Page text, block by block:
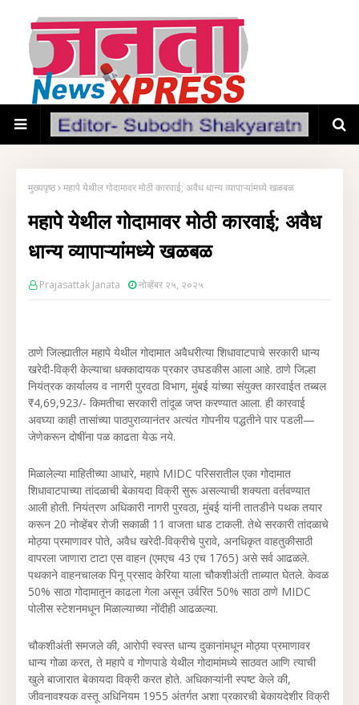
मुख्यपृष्ठ महापे येथील गोदामावर मोठी कारवाई; अवैध धान्य व्यापाऱ्यांमध्ये खळबळ
महापे येथील गोदामावर मोठी कारवाई; अवैध
धान्य व्यापाऱ्यांमध्ये खळबळ
Prajasattak Janata नोव्हेंबर २५, २०२५
ठाणे जिल्ह्यातील महापे येथील गोदामात अवैधरीत्या शिधावाटपाचे सरकारी धान्य
खरेदी-विक्री केल्याचा धक्कादायक प्रकार उघडकीस आला आहे. ठाणे जिल्हा
नियंत्रक कार्यालय व नागरी पुरवठा विभाग, मुंबई यांच्या संयुक्त कारवाईत तब्बल
₹4,69,923/- किमतीचा सरकारी तांदूळ जप्त करण्यात आला. ही कारवाई
अवघ्या काही तासांच्या पाठपुराव्यानंतर अत्यंत गोपनीय पद्धतीने पार पडली—
जेणेकरून दोषींना पळ काढता येऊ नये.
मिळालेल्या माहितीच्या आधारे, महापे MIDC परिसरातील एका गोदामात
शिधावाटपाच्या तांदळाची बेकायदा विक्री सुरू असल्याची शक्यता वर्तवण्यात
आली होती. नियंत्रण अधिकारी नागरी पुरवठा, मुंबई यांनी तातडीने पथक तयार
करून 20 नोव्हेंबर रोजी सकाळी 11 वाजता धाड टाकली. तेथे सरकारी तांदळाचे
मोठ्या प्रमाणावर पोते, अवैध खरेदी-विक्रीचे पुरावे, अनधिकृत वाहतुकीसाठी
वापरला जाणारा टाटा एस वाहन (एमएच 43 एच 1765) असे सर्व आढळले.
पथकाने वाहनचालक पिनू प्रसाद केरिया याला चौकशीअंती ताब्यात घेतले. केवळ
50% साठा गोदामातून काढला गेला असून उर्वरित 50% साठा ठाणे MIDC
पोलीस स्टेशनमधून मिळाल्याच्या नोंदीही आढळल्या.
चौकशीअंती समजले की, आरोपी स्वस्त धान्य दुकानांमधून मोठ्या प्रमाणावर
धान्य गोळा करत, ते महापे व गोणपाडे येथील गोदामांमध्ये साठवत आणि त्याची
खुले बाजारात बेकायदा विक्री करत होते. अधिकाऱ्यांनी स्पष्ट केले की,
जीवनावश्यक वस्तू अधिनियम 1955 अंतर्गत अशा प्रकारची बेकायदेशीर विक्री